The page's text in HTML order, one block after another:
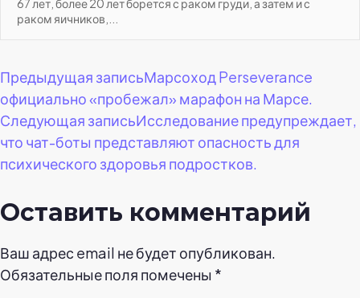
раком яичников,...
Навигация
по
записям
Предыдущая записьМарсоход Perseverance
официально «пробежал» марафон на Марсе.
Следующая записьИсследование предупреждает,
что чат-боты представляют опасность для
психического здоровья подростков.
Оставить комментарий
Ваш адрес email не будет опубликован.
Обязательные поля помечены *